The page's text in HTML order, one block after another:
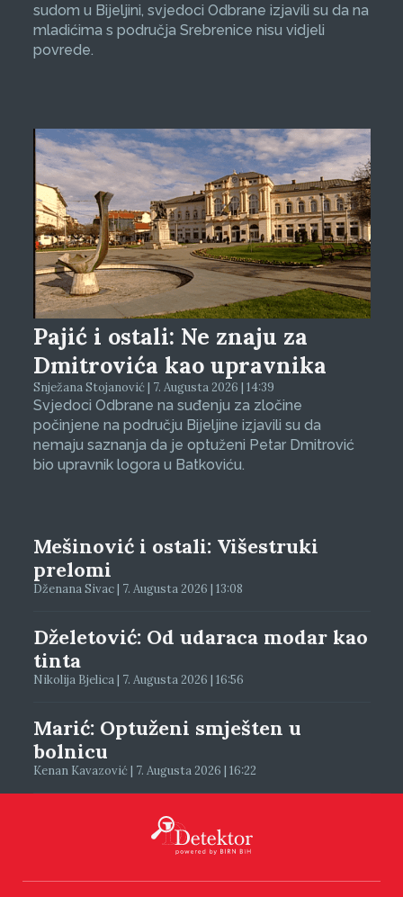
sudom u Bijeljini, svjedoci Odbrane izjavili su da na
mladićima s područja Srebrenice nisu vidjeli
povrede.
Pajić i ostali: Ne znaju za
Dmitrovića kao upravnika
Snježana Stojanović | 7. Augusta 2026 | 14:39
Svjedoci Odbrane na suđenju za zločine
počinjene na području Bijeljine izjavili su da
nemaju saznanja da je optuženi Petar Dmitrović
bio upravnik logora u Batkoviću.
Mešinović i ostali: Višestruki
prelomi
Dženana Sivac | 7. Augusta 2026 | 13:08
Dželetović: Od udaraca modar kao
tinta
Nikolija Bjelica | 7. Augusta 2026 | 16:56
Marić: Optuženi smješten u
bolnicu
Kenan Kavazović | 7. Augusta 2026 | 16:22